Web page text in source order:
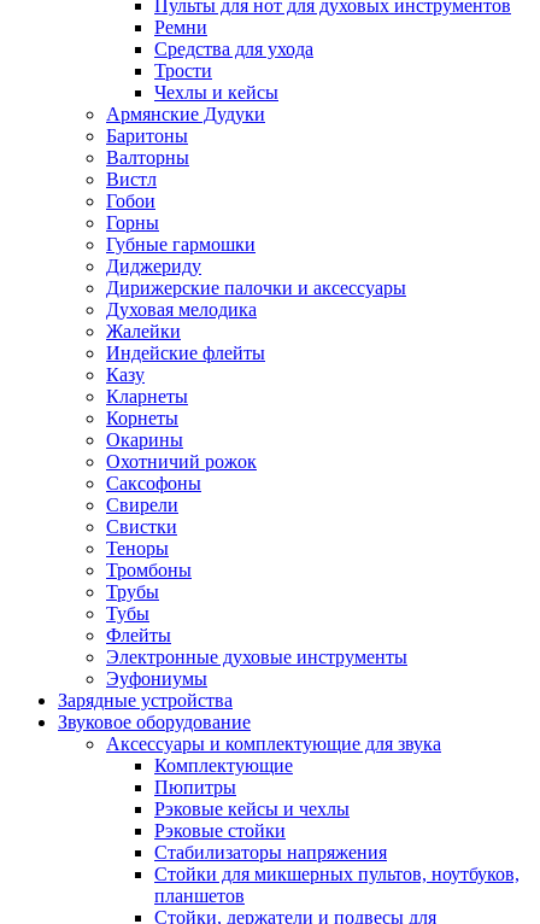
Пульты для нот для духовых инструментов
Ремни
Средства для ухода
Трости
Чехлы и кейсы
Армянские Дудуки
Баритоны
Валторны
Вистл
Гобои
Горны
Губные гармошки
Диджериду
Дирижерские палочки и аксессуары
Духовая мелодика
Жалейки
Индейские флейты
Казу
Кларнеты
Корнеты
Окарины
Охотничий рожок
Саксофоны
Свирели
Свистки
Теноры
Тромбоны
Трубы
Тубы
Флейты
Электронные духовые инструменты
Эуфониумы
Зарядные устройства
Звуковое оборудование
Аксессуары и комплектующие для звука
Комплектующие
Пюпитры
Рэковые кейсы и чехлы
Рэковые стойки
Стабилизаторы напряжения
Стойки для микшерных пультов, ноутбуков,
планшетов
Стойки, держатели и подвесы для